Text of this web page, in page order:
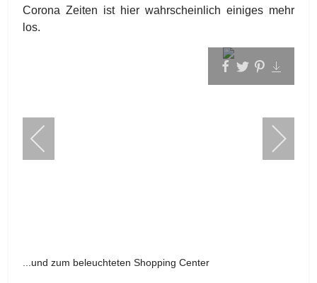
Corona Zeiten ist hier wahrscheinlich einiges mehr
los.
...und zum beleuchteten Shopping Center